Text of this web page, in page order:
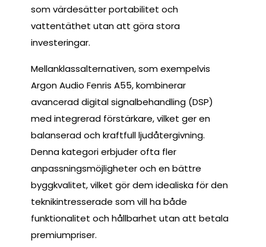
som värdesätter portabilitet och
vattentäthet utan att göra stora
investeringar.
Mellanklassalternativen, som exempelvis
Argon Audio Fenris A55, kombinerar
avancerad digital signalbehandling (DSP)
med integrerad förstärkare, vilket ger en
balanserad och kraftfull ljudåtergivning.
Denna kategori erbjuder ofta fler
anpassningsmöjligheter och en bättre
byggkvalitet, vilket gör dem idealiska för den
teknikintresserade som vill ha både
funktionalitet och hållbarhet utan att betala
premiumpriser.